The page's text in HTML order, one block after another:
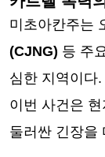
미초아칸주는
(CJNG) 등 주
심한 지역이다.
이번 사건은
둘러싼 긴장을